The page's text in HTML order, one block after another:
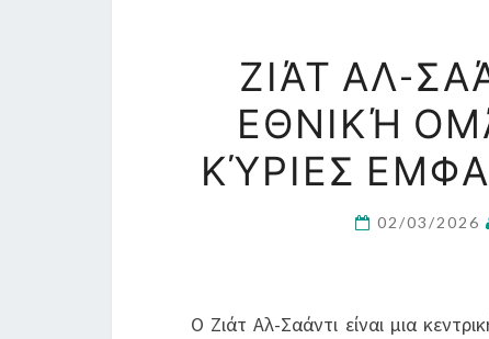
ΖΙΆΤ ΑΛ-
ΕΘΝΙΚΉ
ΚΎΡΙΕΣ
02/03/2026
Ο Ζιάτ Αλ-Σαάντι είναι μια